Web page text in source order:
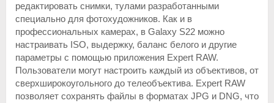
редактировать снимки, тулами разработанными
специально для фотохудожников. Как и в
профессиональных камерах, в Galaxy S22 можно
настраивать ISO, выдержку, баланс белого и другие
параметры с помощью приложения Expert RAW.
Пользователи могут настроить каждый из объективов, от
сверхширокоугольного до телеобъектива. Expert RAW
позволяет сохранять файлы в форматах JPG и DNG, что